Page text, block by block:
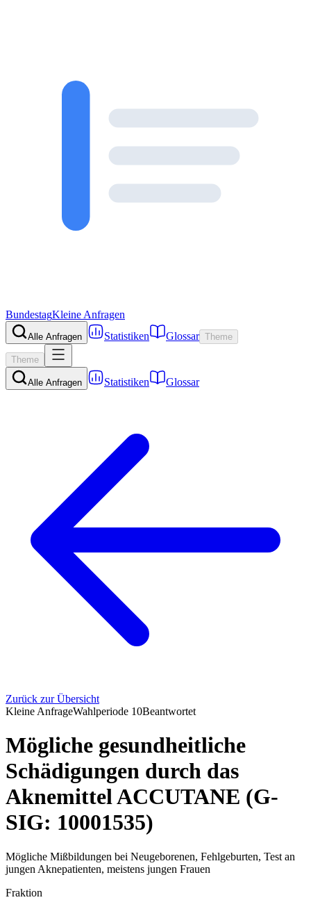
BundestagKleine Anfragen
Alle Anfragen Statistiken Glossar Theme
Theme
Alle Anfragen Statistiken Glossar
Zurück zur Übersicht
Kleine AnfrageWahlperiode 10Beantwortet
Mögliche gesundheitliche
Schädigungen durch das
Aknemittel ACCUTANE (G-
SIG: 10001535)
Mögliche Mißbildungen bei Neugeborenen, Fehlgeburten, Test an
jungen Aknepatienten, meistens jungen Frauen
Fraktion